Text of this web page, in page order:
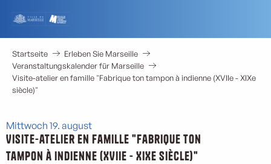
contenu
principal
Startseite
Erleben Sie Marseille
Veranstaltungskalender für Marseille
Visite-atelier en famille "Fabrique ton tampon à indienne (XVIIe - XIXe
siècle)"
Mittwoch 19. august
Visite-atelier en famille "Fabrique ton
tampon à indienne (XVIIe - XIXe siècle)"